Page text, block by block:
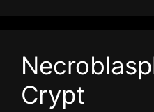
Crypt